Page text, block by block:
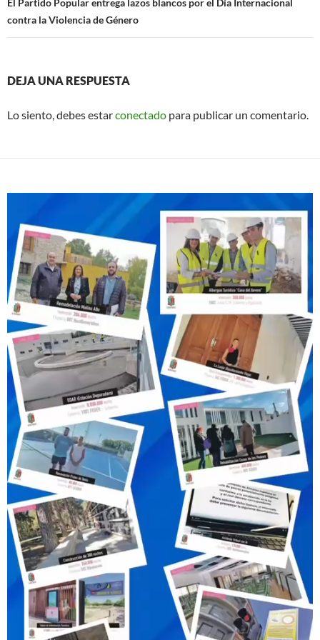
El Partido Popular entrega lazos blancos por el Día Internacional
contra la Violencia de Género
DEJA UNA RESPUESTA
Lo siento, debes estarconectado para publicar un comentario.